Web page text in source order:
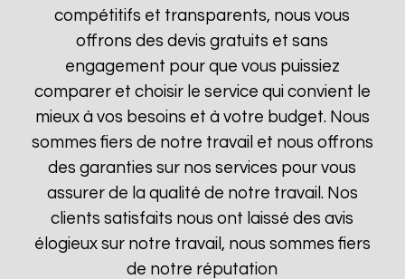
compétitifs et transparents, nous vous
offrons des devis gratuits et sans
engagement pour que vous puissiez
comparer et choisir le service qui convient le
mieux à vos besoins et à votre budget. Nous
sommes fiers de notre travail et nous offrons
des garanties sur nos services pour vous
assurer de la qualité de notre travail. Nos
clients satisfaits nous ont laissé des avis
élogieux sur notre travail, nous sommes fiers
de notre réputation